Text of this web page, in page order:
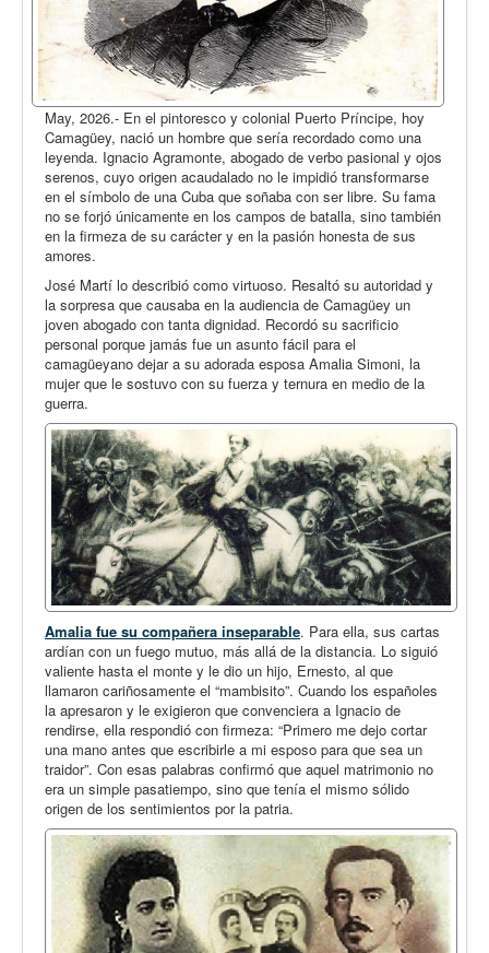
May, 2026.- En el pintoresco y colonial Puerto Príncipe, hoy
Camagüey, nació un hombre que sería recordado como una
leyenda. Ignacio Agramonte, abogado de verbo pasional y ojos
serenos, cuyo origen acaudalado no le impidió transformarse
en el símbolo de una Cuba que soñaba con ser libre. Su fama
no se forjó únicamente en los campos de batalla, sino también
en la firmeza de su carácter y en la pasión honesta de sus
amores.
José Martí lo describió como virtuoso. Resaltó su autoridad y
la sorpresa que causaba en la audiencia de Camagüey un
joven abogado con tanta dignidad. Recordó su sacrificio
personal porque jamás fue un asunto fácil para el
camagüeyano dejar a su adorada esposa Amalia Simoni, la
mujer que le sostuvo con su fuerza y ternura en medio de la
guerra.
Amalia fue su compañera inseparable. Para ella, sus cartas
ardían con un fuego mutuo, más allá de la distancia. Lo siguió
valiente hasta el monte y le dio un hijo, Ernesto, al que
llamaron cariñosamente el “mambisito”. Cuando los españoles
la apresaron y le exigieron que convenciera a Ignacio de
rendirse, ella respondió con firmeza: “Primero me dejo cortar
una mano antes que escribirle a mi esposo para que sea un
traidor”. Con esas palabras confirmó que aquel matrimonio no
era un simple pasatiempo, sino que tenía el mismo sólido
origen de los sentimientos por la patria.